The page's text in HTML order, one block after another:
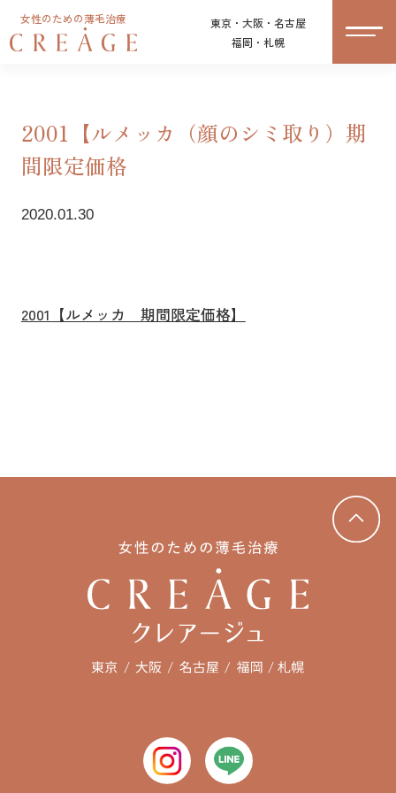
女性のための薄毛治療
東京・大阪・名古屋
福岡・札幌
2001【ルメッカ（顔のシミ取り）期
間限定価格
2020.01.30
2001【ルメッカ 期間限定価格】